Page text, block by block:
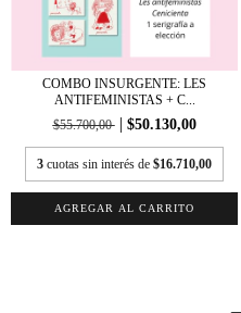
COMBO INSURGENTE: LES
ANTIFEMINISTAS + C...
$55.700,00
$50.130,00
3 cuotas sin interés de $16.710,00